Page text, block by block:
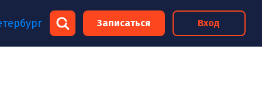
Записаться Вход
×